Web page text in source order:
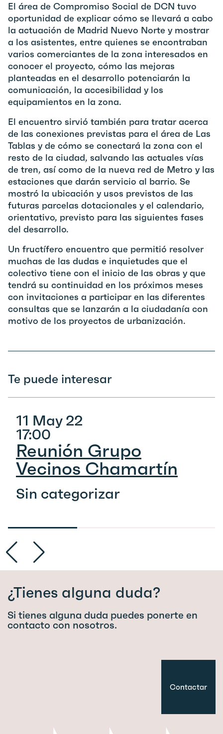
El área de Compromiso Social de DCN tuvo
oportunidad de explicar cómo se llevará a cabo
la actuación de Madrid Nuevo Norte y mostrar
a los asistentes, entre quienes se encontraban
varios comerciantes de la zona interesados en
conocer el proyecto, cómo las mejoras
planteadas en el desarrollo potenciarán la
comunicación, la accesibilidad y los
equipamientos en la zona.
El encuentro sirvió también para tratar acerca
de las conexiones previstas para el área de Las
Tablas y de cómo se conectará la zona con el
resto de la ciudad, salvando las actuales vías
de tren, así como de la nueva red de Metro y las
estaciones que darán servicio al barrio. Se
mostró la ubicación y usos previstos de las
futuras parcelas dotacionales y el calendario,
orientativo, previsto para las siguientes fases
del desarrollo.
Un fructífero encuentro que permitió resolver
muchas de las dudas e inquietudes que el
colectivo tiene con el inicio de las obras y que
tendrá su continuidad en los próximos meses
con invitaciones a participar en las diferentes
consultas que se lanzarán a la ciudadanía con
motivo de los proyectos de urbanización.
Te puede interesar
11 May 22
17:00
Reunión Grupo
Vecinos Chamartín
Sin categorizar
¿Tienes alguna duda?
Si tienes alguna duda puedes ponerte en
contacto con nosotros.
Contactar